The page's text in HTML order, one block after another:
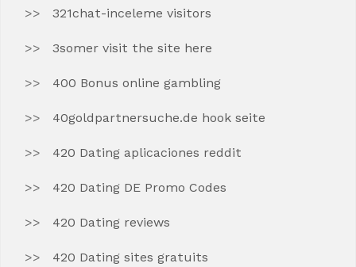
321chat-inceleme visitors
3somer visit the site here
400 Bonus online gambling
40goldpartnersuche.de hook seite
420 Dating aplicaciones reddit
420 Dating DE Promo Codes
420 Dating reviews
420 Dating sites gratuits